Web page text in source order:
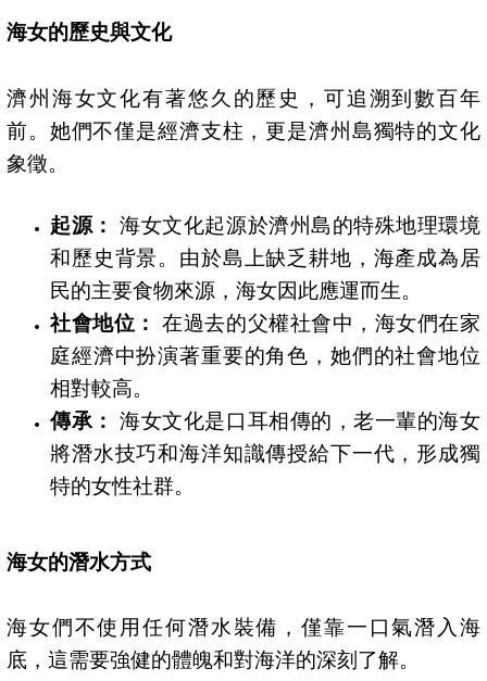
海女的歷史與文化
濟州海女文化有著悠久的歷史，可追溯到數百年
前。她們不僅是經濟支柱，更是濟州島獨特的文化
象徵。
起源：
海女文化起源於濟州島的特殊地理環境
和歷史背景。由於島上缺乏耕地，海產成為居
民的主要食物來源，海女因此應運而生。
社會地位：
在過去的父權社會中，海女們在家
庭經濟中扮演著重要的角色，她們的社會地位
相對較高。
傳承：
海女文化是口耳相傳的，老一輩的海女
將潛水技巧和海洋知識傳授給下一代，形成獨
特的女性社群。
海女的潛水方式
海女們不使用任何潛水裝備，僅靠一口氣潛入海
底，這需要強健的體魄和對海洋的深刻了解。